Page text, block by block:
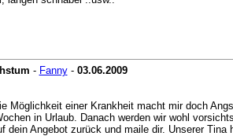
- Fanny- 03.06.2009
Möglichkeit einer Krankheit macht mir doch
in Urlaub. Danach werden wir wohl
dein Angebot zurück und maile dir. Unserer